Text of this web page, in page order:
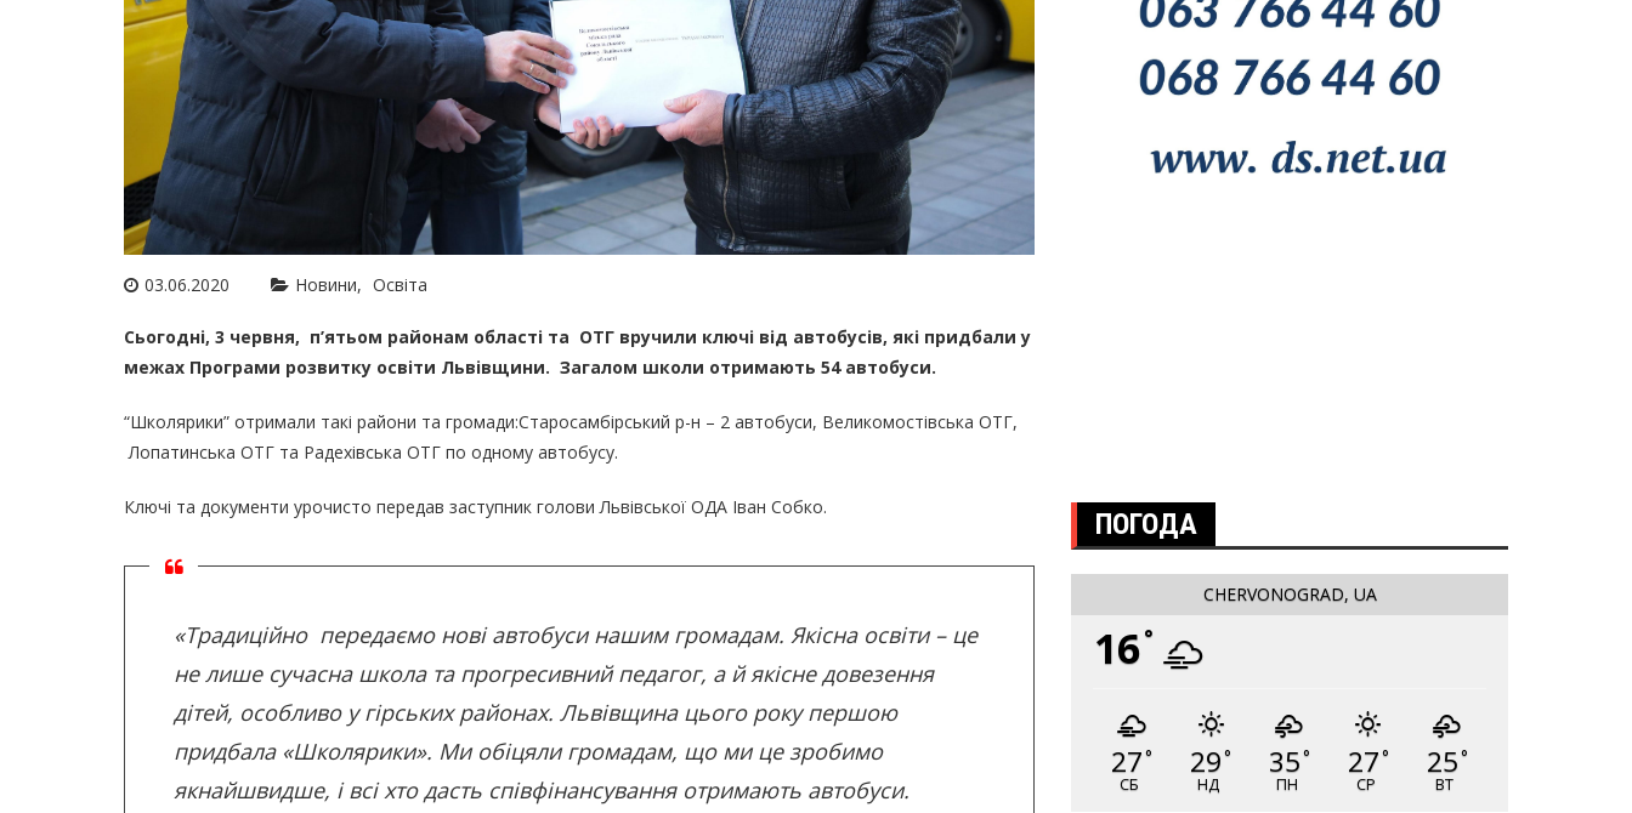
03.06.2020 Новини Освіта
Сьогодні, 3 червня, п’ятьом районам області та ОТГ вручили ключі від автобусів, які придбали у
межах Програми розвитку освіти Львівщини. Загалом школи отримають 54 автобуси.
“Школярики” отримали такі райони та громади:Старосамбірський р-н – 2 автобуси, Великомостівська ОТГ,
Лопатинська ОТГ та Радехівська ОТГ по одному автобусу.
Ключі та документи урочисто передав заступник голови Львівської ОДА Іван Собко.
«Традиційно передаємо нові автобуси нашим громадам. Якісна освіти – це
не лише сучасна школа та прогресивний педагог, а й якісне довезення
дітей, особливо у гірських районах. Львівщина цього року першою
придбала «Школярики». Ми обіцяли громадам, що ми це зробимо
якнайшвидше, і всі хто дасть співфінансування отримають автобуси.
ПОГОДА
CHERVONOGRAD, UA
16 °
27°
СБ
29°
НД
35°
ПН
27°
СР
25°
ВТ